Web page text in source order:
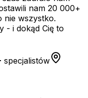
nam 20 000+
nie wszystko.
- i dokąd Cię to
specjalistów